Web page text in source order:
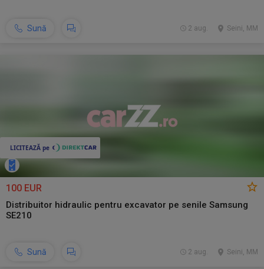
Sună Seini, MM
2 aug.
100 EUR
Distribuitor hidraulic pentru excavator pe senile Samsung
SE210
Sună Seini, MM
2 aug.